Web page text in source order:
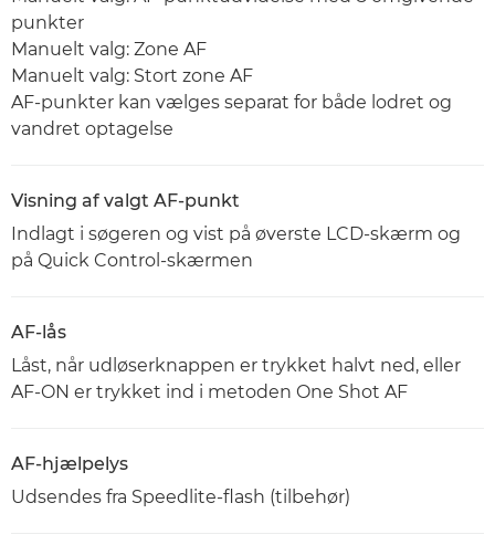
punkter
Manuelt valg: Zone AF
Manuelt valg: Stort zone AF
AF-punkter kan vælges separat for både lodret og
vandret optagelse
Visning af valgt AF-punkt
Indlagt i søgeren og vist på øverste LCD-skærm og
på Quick Control-skærmen
AF-lås
Låst, når udløserknappen er trykket halvt ned, eller
AF-ON er trykket ind i metoden One Shot AF
AF-hjælpelys
Udsendes fra Speedlite-flash (tilbehør)